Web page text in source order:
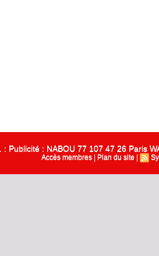
: Publicité : NABOU 77 107 47 26 Paris
Accès membres Plan du site